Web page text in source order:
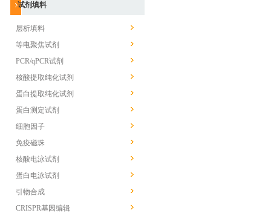
试剂填料
层析填料
等电聚焦试剂
PCR/qPCR试剂
核酸提取纯化试剂
蛋白提取纯化试剂
蛋白测定试剂
细胞因子
免疫磁珠
核酸电泳试剂
蛋白电泳试剂
引物合成
CRISPR基因编辑